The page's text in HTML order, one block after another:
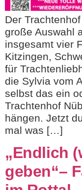
Der
große Auswahl
insgesamt vier
Kitzingen,
für
die Sylvia vom
selbst das ein
Trachtenhof
hängen. Jetzt
mal was […]
„Endlich
geben“–